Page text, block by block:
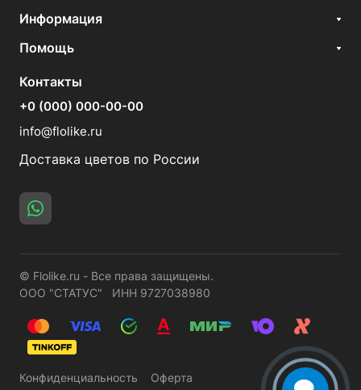
Информация
Помощь
Контакты
+0 (000) 000-00-00
info@flolike.ru
Доставка цветов по России
© Flolike.ru - Все права защищены.
ООО "СТАТУС" ИНН 9727038980
Конфиденциальность Оферта